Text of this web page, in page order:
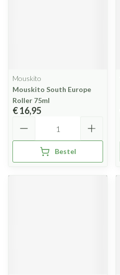
Mouskito
Mouskito South Europe
Roller 75ml
€ 16,95
Bestel